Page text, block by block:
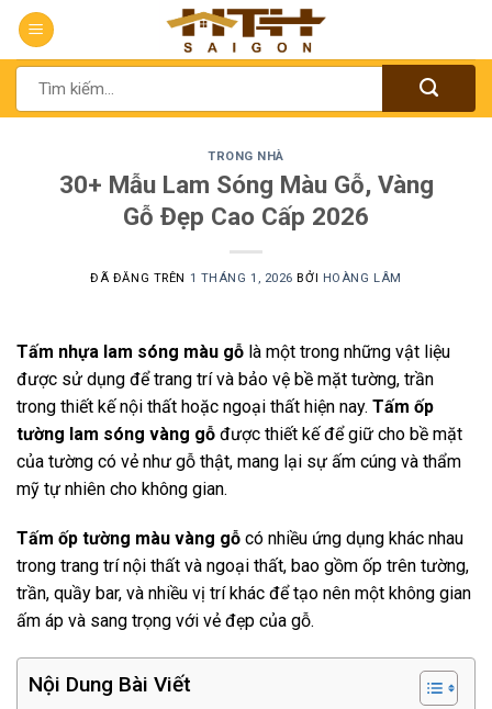
Chuyển
đến
nộiTìm
kiếm:
TRONG NHÀ
30+ Mẫu Lam Sóng Màu Gỗ, Vàng
Gỗ Đẹp Cao Cấp 2026
ĐÃ ĐĂNG TRÊN 1 THÁNG 1, 2026 BỞI HOÀNG LÂM
Tấm nhựa lam sóng màu gỗ là một trong những vật liệu
được sử dụng để trang trí và bảo vệ bề mặt tường, trần
trong thiết kế nội thất hoặc ngoại thất hiện nay. Tấm ốp
tường lam sóng vàng gỗ được thiết kế để giữ cho bề mặt
của tường có vẻ như gỗ thật, mang lại sự ấm cúng và thẩm
mỹ tự nhiên cho không gian.
Tấm ốp tường màu vàng gỗ có nhiều ứng dụng khác nhau
trong trang trí nội thất và ngoại thất, bao gồm ốp trên tường,
trần, quầy bar, và nhiều vị trí khác để tạo nên một không gian
ấm áp và sang trọng với vẻ đẹp của gỗ.
Nội Dung Bài Viết